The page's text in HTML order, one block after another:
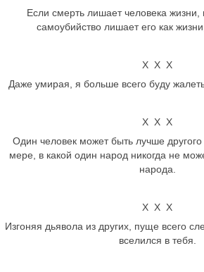
Если смерть лишает человека жизни,
самоубийство лишает его как
Х Х Х
Даже умирая, я больше всего буду
Х Х Х
Один человек может быть лучше
мере, в какой один народ никогда не
народа.
Х Х Х
Изгоняя дьявола из других, пуще всего
вселился в тебя.